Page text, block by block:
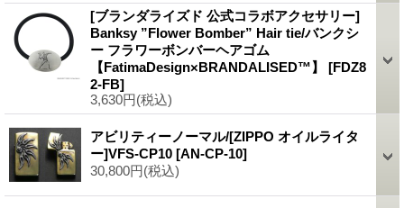
[ブランダライズド 公式コラボアクセサリー]
Banksy ”Flower Bomber” Hair tie/バンクシ
ー フラワーボンバーヘアゴム
【FatimaDesign×BRANDALISED™】 [FDZ8
2-FB]
3,630円(税込)
アビリティーノーマル/[ZIPPO オイルライタ
ー]VFS-CP10 [AN-CP-10]
30,800円(税込)